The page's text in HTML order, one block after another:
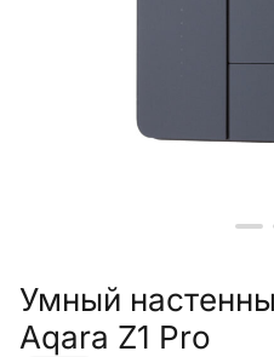
Умный
Aqara Z1 Pro